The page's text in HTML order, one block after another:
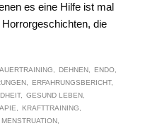
es eine Hilfe ist mal
die
DEHNEN
ENDO
ERFAHRUNGSBERICHT
GESUND LEBEN
KRAFTTRAINING
MENSTRUATION